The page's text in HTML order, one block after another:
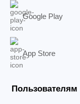
Google Play
App Store
Пользователям